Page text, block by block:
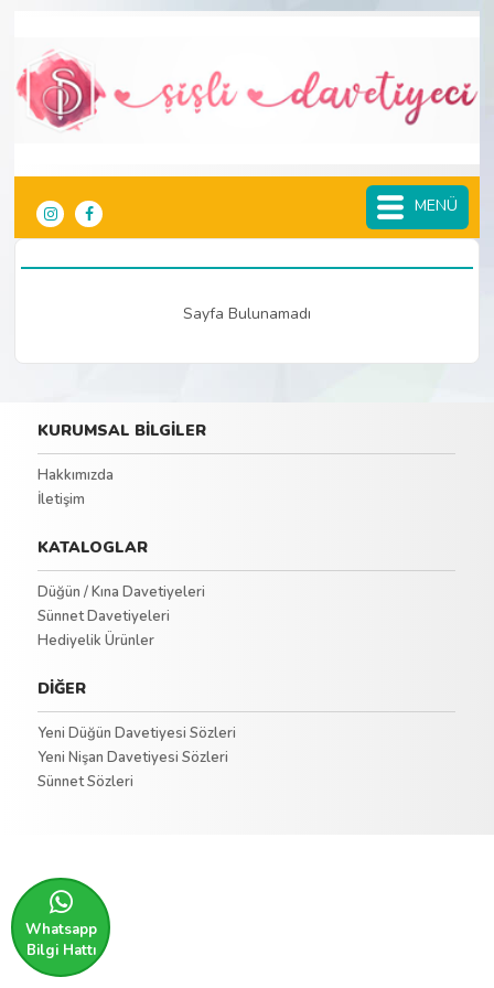
Whatsapp
Bilgi Hattı
MENÜ
Sayfa Bulunamadı
KURUMSAL BİLGİLER
Hakkımızda
İletişim
KATALOGLAR
Düğün / Kına Davetiyeleri
Sünnet Davetiyeleri
Hediyelik Ürünler
DİĞER
Yeni Düğün Davetiyesi Sözleri
Yeni Nişan Davetiyesi Sözleri
Sünnet Sözleri